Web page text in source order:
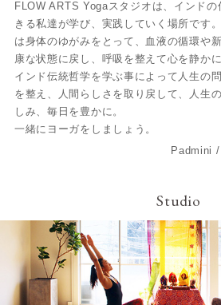
FLOW ARTS Yogaスタジオは、インド
きる私達が学び、実践していく場所です
は身体のゆがみをとって、血液の循環や
康な状態に戻し、呼吸を整えて心を静かに
インド伝統哲学を学ぶ事によって人生の
を整え、人間らしさを取り戻して、人生
しみ、毎日を豊かに。
一緒にヨーガをしましょう。
Padmini
Studio